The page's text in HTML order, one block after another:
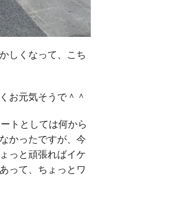
しくなって、こち
お元気そうで＾＾
トとしては何から
かったですが、今
っと頑張ればイケ
って、ちょっとワ